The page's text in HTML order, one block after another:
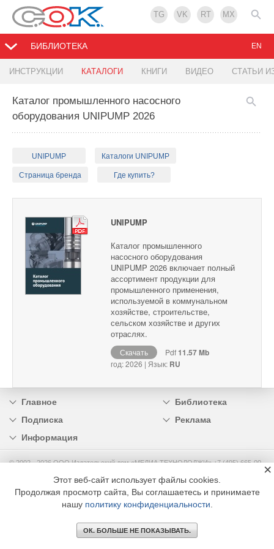
TG VK RT MX
БИБЛИОТЕКА
ИНСТРУКЦИИ КАТАЛОГИ КНИГИ ВИДЕО СТАТЬИ
EN
Каталог промышленного насосного
оборудования UNIPUMP 2026
UNIPUMP Каталоги UNIPUMP
Страница бренда Где купить?
UNIPUMP
Каталог промышленного
насосного оборудования
UNIPUMP 2026 включает полный
ассортимент продукции для
промышленного применения,
используемой в коммунальном
хозяйстве, строительстве,
сельском хозяйстве и других
отраслях.
Скачать Pdf11.57 Mb
год: 2026 | Язык: RU
Главное
Библиотека
Подписка
Реклама
Информация
© 2002 - 2026 OOO Издательский дом «МЕДИА ТЕХНОЛОДЖИ» +7 (495) 665-00-
Этот веб-сайт использует файлы cookies.
Продолжая просмотр сайта, Вы соглашаетесь и принимаете
нашу политику конфиденциальности
ОК. БОЛЬШЕ НЕ ПОКАЗЫВАТЬ.
×